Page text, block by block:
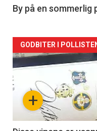
5
By på en
Forsiden
akkurat
nå+
GODBITER I